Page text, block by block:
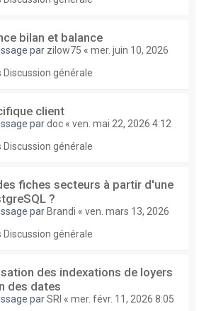
bilan et balance
par zilow75 « mer. juin 10, 2026
Discussion générale
client
pardoc « ven. mai 22, 2026 4:12
Discussion générale
fiches secteurs à partir d'une
?
par Brandi « ven. mars 13, 2026
Discussion générale
des indexations de loyers
des dates
parSRI « mer. févr. 11, 2026 8:05